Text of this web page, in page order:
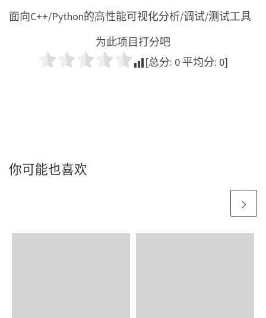
面向C++/Python的高性能可视化分析/调试/测试工具
为此项目打分吧
[总分: 0 平均分: 0]
你可能也喜欢